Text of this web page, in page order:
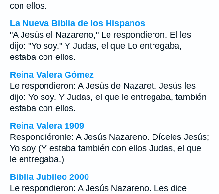
con ellos.
La Nueva Biblia de los Hispanos
"A Jesús el Nazareno," Le respondieron. El les
dijo: "Yo soy." Y Judas, el que Lo entregaba,
estaba con ellos.
Reina Valera Gómez
Le respondieron: A Jesús de Nazaret. Jesús les
dijo: Yo soy. Y Judas, el que le entregaba, también
estaba con ellos.
Reina Valera 1909
Respondiéronle: A Jesús Nazareno. Díceles Jesús;
Yo soy (Y estaba también con ellos Judas, el que
le entregaba.)
Biblia Jubileo 2000
Le respondieron: A Jesús Nazareno. Les dice